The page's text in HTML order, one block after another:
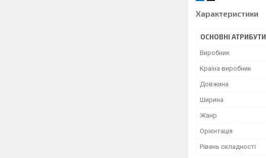
Характеристики
ОСНОВНІ АТРИБУТИ
Виробник
Країна виробник
Довжина
Ширина
Жанр
Орієнтація
Рівень складності